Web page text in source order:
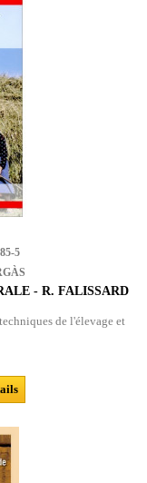
5
- R. FALISSARD
de l'élevage et